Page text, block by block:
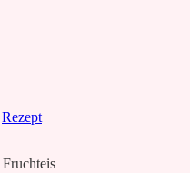
Rezept